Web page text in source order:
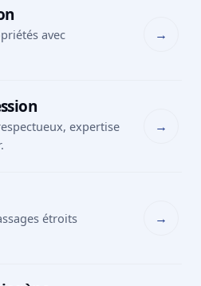
avec
→
expertise
→
étroits
→